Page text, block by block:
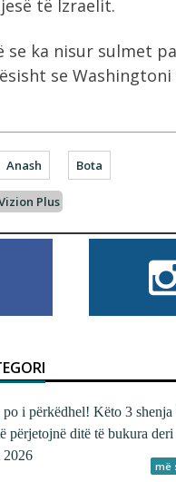
të Izraelit.
se ka nisur sulmet
se
Anash Bota
Plus
po i përkëdhel! Këto 3
përjetojnë ditë të bukura
më